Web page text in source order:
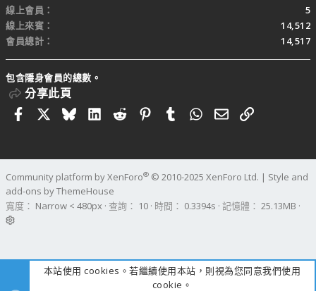
線上會員
5
線上來賓
14,512
會員總計
14,517
包含隱身會員的總數。
分享此頁
FacebookBlueskyLinkedIn
RedditPinterestTumblrWhatsApp
電子郵件
連結
Community platform by XenForo® © 2010-2025 XenForo Ltd. | Style and
add-ons by ThemeHouse
寬度
查詢 10 時間 0.3394s 記憶體 25.13MB
本站使用 cookies。若繼續使用本站，則視為您同意我們使用
cookie。